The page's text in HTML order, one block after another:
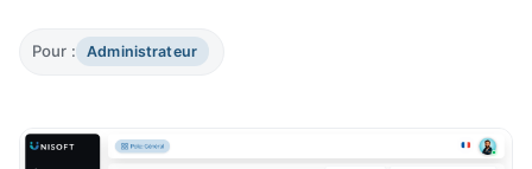
Pour : Administrateur